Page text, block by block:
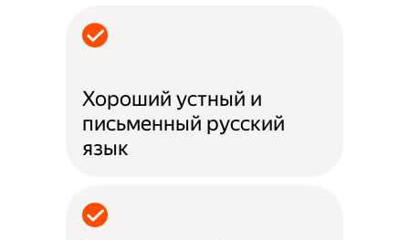
Хороший устный и
письменный русский
язык